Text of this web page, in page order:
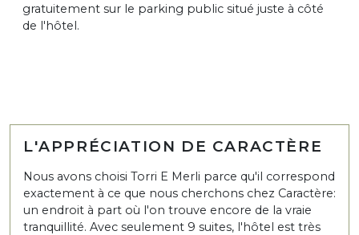
gratuitement sur le parking public situé juste à côté
de l'hôtel.
L'APPRÉCIATION DE CARACTÈRE
Nous avons choisi Torri E Merli parce qu'il correspond
exactement à ce que nous cherchons chez Caractère:
un endroit à part où l'on trouve encore de la vraie
tranquillité. Avec seulement 9 suites, l'hôtel est très